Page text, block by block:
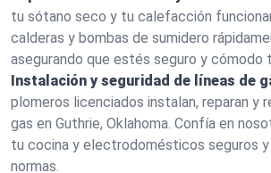
tu sótano seco y tu calefacción
calderas y bombas de sumidero
asegurando que estés seguro y cómodo
Instalación y seguridad de líneas de
plomeros licenciados instalan, reparan y
gas en Guthrie, Oklahoma. Confía en
tu cocina y electrodomésticos seguros
normas.